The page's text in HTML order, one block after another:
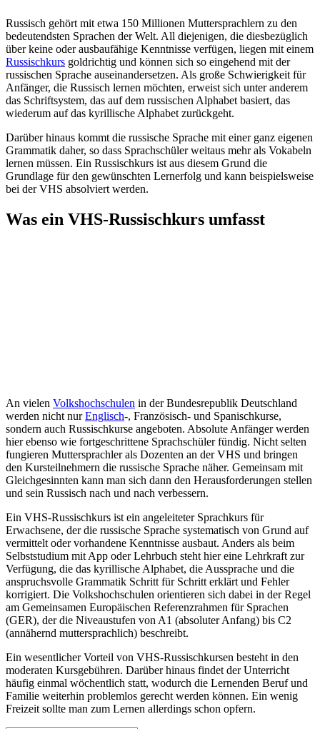
Russisch gehört mit etwa 150 Millionen Muttersprachlern zu den
bedeutendsten Sprachen der Welt. All diejenigen, die diesbezüglich
über keine oder ausbaufähige Kenntnisse verfügen, liegen mit einem
Russischkurs goldrichtig und können sich so eingehend mit der
russischen Sprache auseinandersetzen. Als große Schwierigkeit für
Anfänger, die Russisch lernen möchten, erweist sich unter anderem
das Schriftsystem, das auf dem russischen Alphabet basiert, das
wiederum auf das kyrillische Alphabet zurückgeht.
Darüber hinaus kommt die russische Sprache mit einer ganz eigenen
Grammatik daher, so dass Sprachschüler weitaus mehr als Vokabeln
lernen müssen. Ein Russischkurs ist aus diesem Grund die
Grundlage für den gewünschten Lernerfolg und kann beispielsweise
bei der VHS absolviert werden.
Was ein VHS-Russischkurs umfasst
An vielen Volkshochschulen in der Bundesrepublik Deutschland
werden nicht nurEnglisch-, Französisch- und Spanischkurse,
sondern auch Russischkurse angeboten. Absolute Anfänger werden
hier ebenso wie fortgeschrittene Sprachschüler fündig. Nicht selten
fungieren Muttersprachler als Dozenten an der VHS und bringen
den Kursteilnehmern die russische Sprache näher. Gemeinsam mit
Gleichgesinnten kann man sich dann den Herausforderungen stellen
und sein Russisch nach und nach verbessern.
Ein VHS-Russischkurs ist ein angeleiteter Sprachkurs für
Erwachsene, der die russische Sprache systematisch von Grund auf
vermittelt oder vorhandene Kenntnisse ausbaut. Anders als beim
Selbststudium mit App oder Lehrbuch steht hier eine Lehrkraft zur
Verfügung, die das kyrillische Alphabet, die Aussprache und die
anspruchsvolle Grammatik Schritt für Schritt erklärt und Fehler
korrigiert. Die Volkshochschulen orientieren sich dabei in der Regel
am Gemeinsamen Europäischen Referenzrahmen für Sprachen
(GER), der die Niveaustufen von A1 (absoluter Anfang) bis C2
(annähernd muttersprachlich) beschreibt.
Ein wesentlicher Vorteil von VHS-Russischkursen besteht in den
moderaten Kursgebühren. Darüber hinaus findet der Unterricht
häufig einmal wöchentlich statt, wodurch die Lernenden Beruf und
Familie weiterhin problemlos gerecht werden können. Ein wenig
Freizeit sollte man zum Lernen allerdings schon opfern.